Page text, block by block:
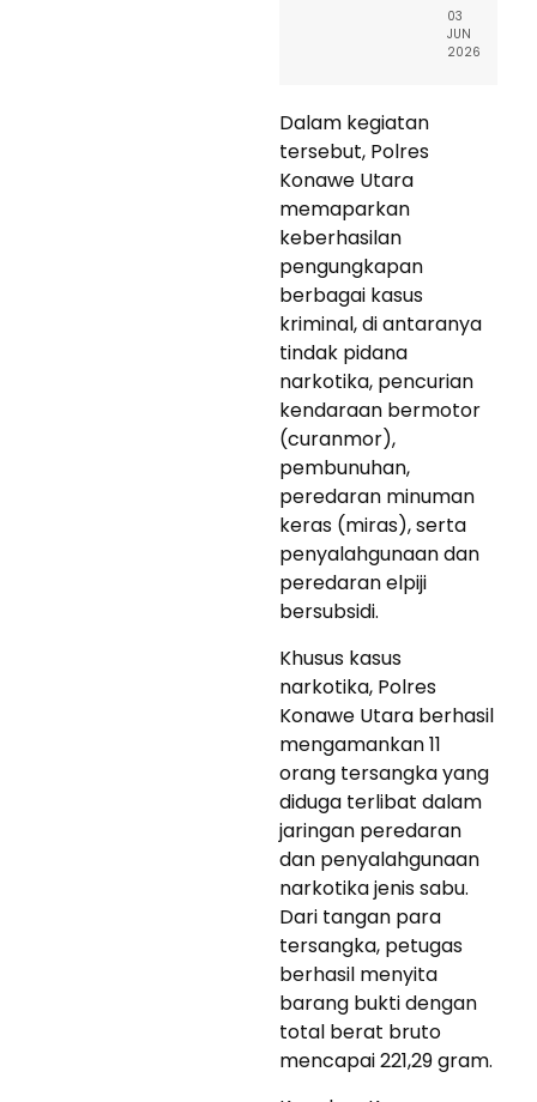
03
JUN
2026
Dalam kegiatan
tersebut, Polres
Konawe Utara
memaparkan
keberhasilan
pengungkapan
berbagai kasus
kriminal, di antaranya
tindak pidana
narkotika, pencurian
kendaraan bermotor
(curanmor),
pembunuhan,
peredaran minuman
keras (miras), serta
penyalahgunaan dan
peredaran elpiji
bersubsidi.
Khusus kasus
narkotika, Polres
Konawe Utara berhasil
mengamankan 11
orang tersangka yang
diduga terlibat dalam
jaringan peredaran
dan penyalahgunaan
narkotika jenis sabu.
Dari tangan para
tersangka, petugas
berhasil menyita
barang bukti dengan
total berat bruto
mencapai 221,29 gram.